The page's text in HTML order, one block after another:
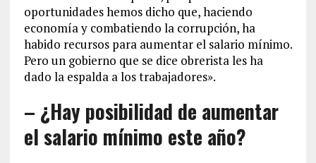
oportunidades hemos dicho que, haciendo
economía y combatiendo la corrupción, ha
habido recursos para aumentar el salario mínimo.
Pero un gobierno que se dice obrerista les ha
dado la espalda a los trabajadores».
– ¿Hay posibilidad de aumentar
el salario mínimo este año?